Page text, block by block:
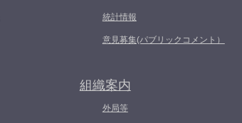
統計情報
意見募集(パブリックコメント）
組織案内
外局等